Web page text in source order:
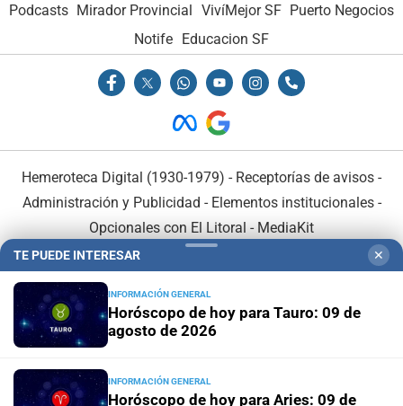
Podcasts Mirador Provincial VivíMejor SF Puerto Negocios
Notife Educacion SF
Hemeroteca Digital (1930-1979) - Receptorías de avisos -
Administración y Publicidad - Elementos institucionales-
Opcionales con El Litoral - MediaKit
En Asociación con:
TE PUEDE INTERESAR ✕
INFORMACIÓN GENERAL
Horóscopo de hoy para Tauro: 09 de
agosto de 2026
INFORMACIÓN GENERAL
Horóscopo de hoy para Aries: 09 de